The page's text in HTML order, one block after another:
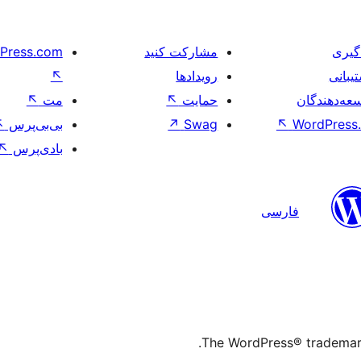
↖
مشارکت کنید
رویدادها
حمایت ↖
Swag
↗
↖
مت ↖
بی‌بی‌پرس
بادی‌پرس
فارسی
The WordPress®